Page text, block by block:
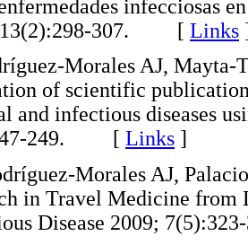
infecciosas
13(2):298-307. [ Links
Morales AJ,
of scientific
and infectious diseases
249. [ Links ]
Morales AJ,
in Travel Medicine
Disease 2009;